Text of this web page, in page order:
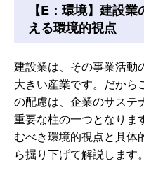
【E：環境】建設
える環境的視点
建設業は、その事業活動
大きい産業です。だから
の配慮は、企業のサステ
重要な柱の一つとなりま
むべき環境的視点と具体
ら掘り下げて解説します。